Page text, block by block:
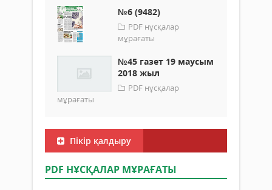
№6 (9482)
PDF нұсқалар
мұрағаты
№45 газет 19 маусым
2018 жыл
PDF нұсқалар
мұрағаты
Пікір қалдыру
PDF НҰСҚАЛАР МҰРАҒАТЫ